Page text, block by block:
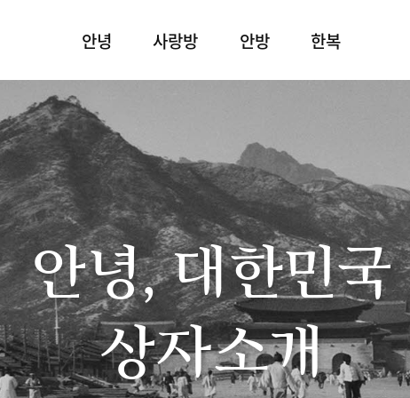
안녕 사랑방 안방 한복
안녕, 대한민국
상자소개